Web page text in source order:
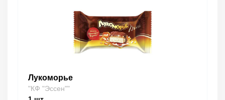
Лукоморье
"КФ "Эссен""